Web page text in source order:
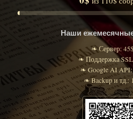
Наши
❧ Сервер:
❧ Поддержка
❧ Google AI API:
❧ Backup и тд.: